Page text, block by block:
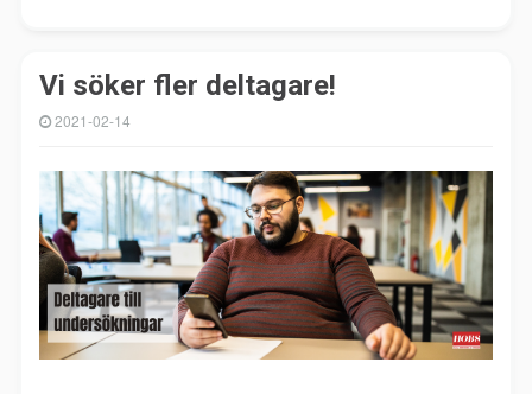
Vi söker fler deltagare!
2021-02-14